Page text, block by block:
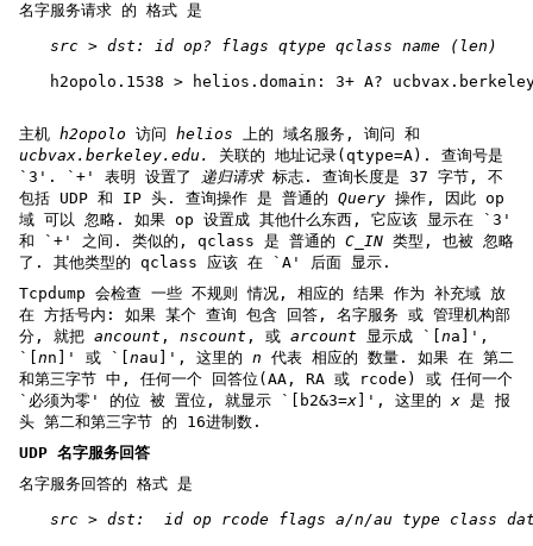
名字服务请求 的 格式 是
src > dst: id op? flags qtype qclass name (len)
h2opolo.1538 > helios.domain: 3+ A?
主机 h2opolo 访问 helios 上的 域名服务, 询问 和
ucbvax.berkeley.edu.
关联的 地址记录(qtype=A). 查询号是
`3'. `+' 表明 设置了 递归请求标志. 查询长度是 37 字节, 不
包括 UDP 和 IP 头. 查询操作 是 普通的 Query 操作, 因此 op
域 可以 忽略. 如果 op 设置成 其他什么东西, 它应该 显示在 `3'
和 `+' 之间. 类似的, qclass 是 普通的 C_IN 类型, 也被 忽略
了. 其他类型的 qclass 应该 在 `A' 后面 显示.
Tcpdump 会检查 一些 不规则 情况, 相应的 结果 作为 补充域 放
在 方括号内: 如果 某个 查询 包含 回答, 名字服务 或 管理机构部
分, 就把 ancount , nscount , 或 arcount 显示成 `[ na]',
`[ nn]' 或 `[ nau]', 这里的 n 代表 相应的 数量. 如果 在 第二
和第三字节 中, 任何一个 回答位(AA, RA 或 rcode) 或 任何一个
`必须为零' 的位 被 置位, 就显示 `[b2&3=x ]', 这里的x 是 报
头 第二和第三字节 的 16进制数.
UDP 名字服务回答
名字服务回答的 格式 是
src > dst:  id op rcode flags a/n/au type class